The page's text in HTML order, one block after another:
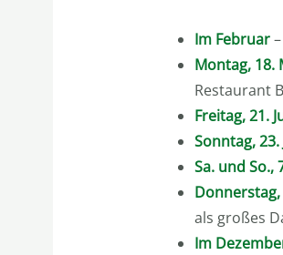
Im Februar–
Montag, 18.
Restaurant
Freitag, 21.
Sonntag, 23.
Sa. und So.,
als großes
Im